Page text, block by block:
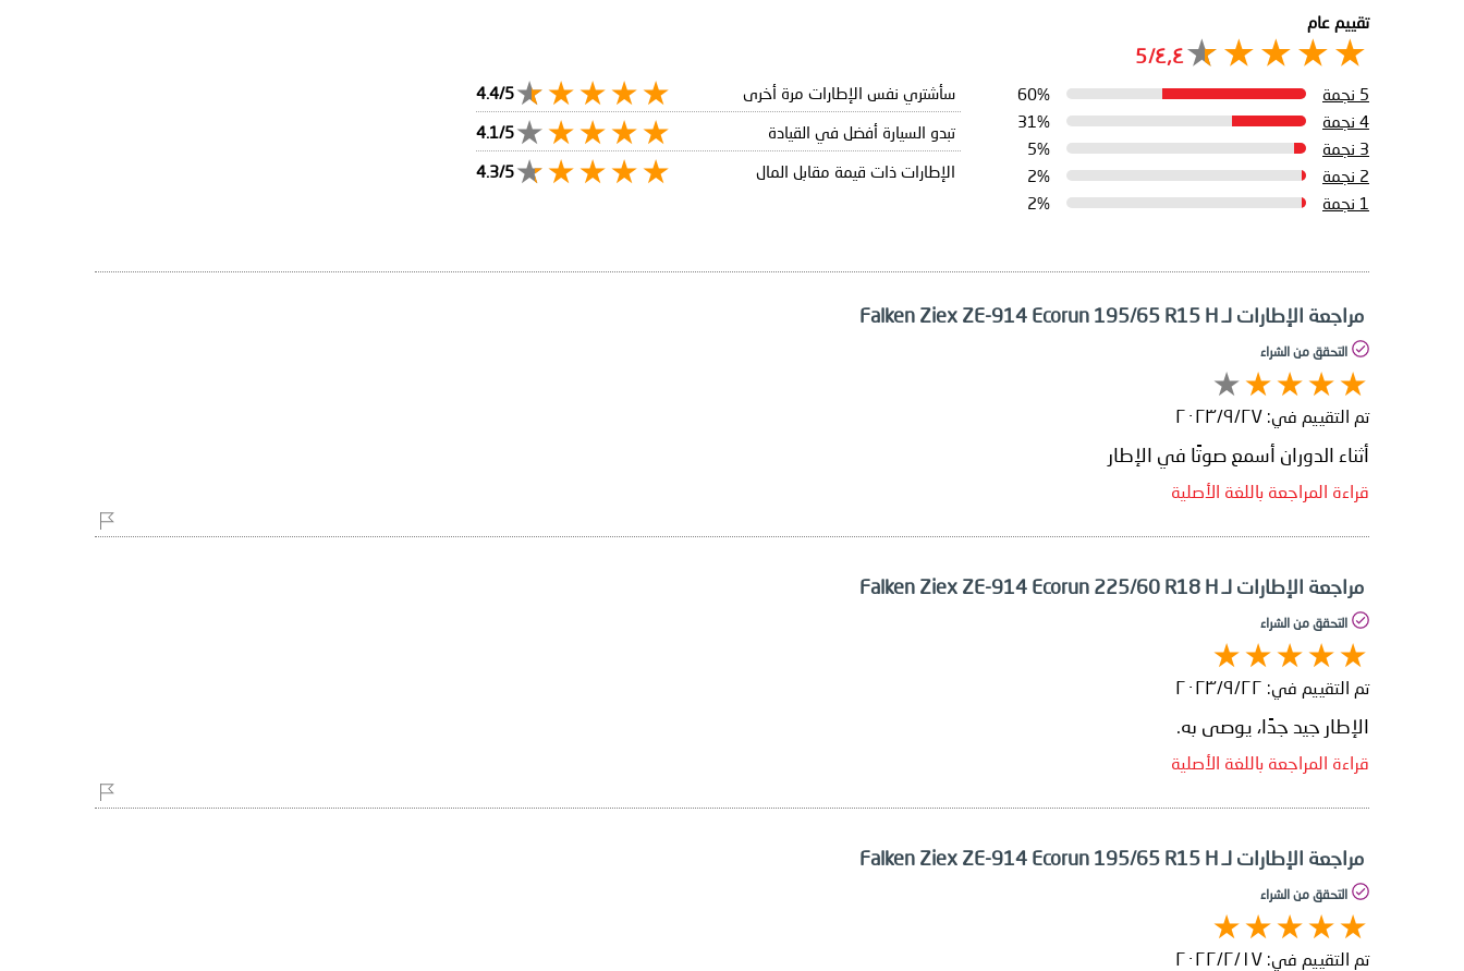
تقييم عام
٤٫٤/5
5 نجمة
60%
4 نجمة
31%
3 نجمة
5%
2 نجمة
2%
1 نجمة
2%
سأشتري نفس الإطارات مرة أخرى
4.4/5
تبدو السيارة أفضل في القيادة
4.1/5
الإطارات ذات قيمة مقابل المال
4.3/5
مراجعة الإطارات لـ Falken Ziex ZE-914 Ecorun 195/65 R15 H
التحقق من الشراء
تم التقييم في: ٢٧‏/٩‏/٢٠٢٣
أثناء الدوران أسمع صوتًا في الإطار
قراءة المراجعة باللغة الأصلية
مراجعة الإطارات لـ Falken Ziex ZE-914 Ecorun 225/60 R18 H
التحقق من الشراء
تم التقييم في: ٢٢‏/٩‏/٢٠٢٣
الإطار جيد جدًا، يوصى به.
قراءة المراجعة باللغة الأصلية
مراجعة الإطارات لـ Falken Ziex ZE-914 Ecorun 195/65 R15 H
التحقق من الشراء
تم التقييم في: ١٧‏/٢‏/٢٠٢٢